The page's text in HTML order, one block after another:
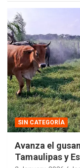
SIN CATEGORÍA
Avanza el
Tamaulipas y